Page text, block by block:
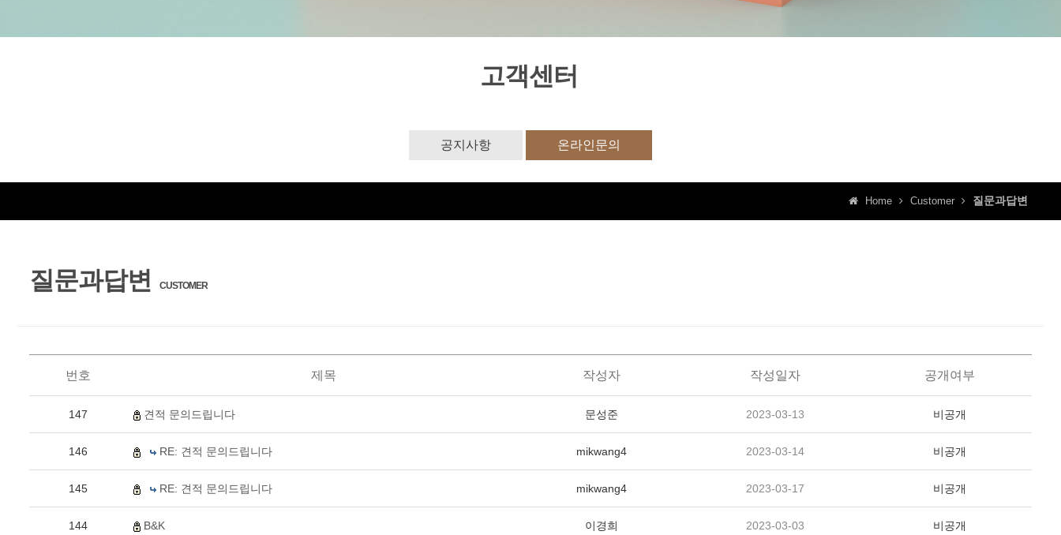
고객센터
공지사항 온라인문의
Home Customer 질문과답변
질문과답변 CUSTOMER
번호 제목 작성자 작성일자 공개여부
147 견적 문의드립니다 문성준 2023-03-13 비공개
146 RE: 견적 문의드립니다 mikwang4 2023-03-14 비공개
145 RE: 견적 문의드립니다 mikwang4 2023-03-17 비공개
144 B&K 이경희 2023-03-03 비공개